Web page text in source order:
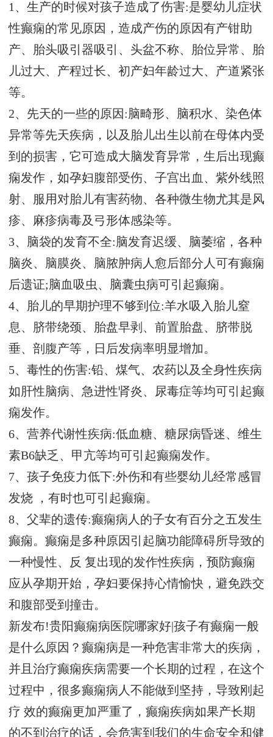
1、生产的时候对孩子造成了伤害:是婴幼儿症状
性癫痫的常见原因，造成产伤的原因有产钳助
产、胎头吸引器吸引、头盆不称、胎位异常、胎
儿过大、产程过长、初产妇年龄过大、产道紧张
等。
2、先天的一些的原因:脑畸形、脑积水、染色体
异常等先天疾病，以及胎儿出生以前在母体内受
到的损害，它可造成大脑发育异常，生后出现癫
痫发作，如孕妇腹部受伤、子宫出血、紫外线照
射、服用对胎儿有害药物、各种微生物尤其是风
疹、麻疹病毒及弓形体感染等。
3、脑袋的发育不全:脑发育迟缓、脑萎缩，各种
脑炎、脑膜炎、脑脓肿病人愈后部分人可有癫痫
后遗证;脑血吸虫、脑囊虫病可引起癫痫。
4、胎儿的早期护理不够到位:羊水吸入胎儿窒
息、脐带绕颈、胎盘早剥、前置胎盘、脐带脱
垂、剖腹产等，日后发病率明显增加。
5、毒性的伤害:铅、煤气、农药以及全身性疾病
如肝性脑病、急进性肾炎、尿毒症等均可引起癫
痫发作。
6、营养代谢性疾病:低血糖、糖尿病昏迷、维生
素B6缺乏、甲亢等均可引起癫痫发作。
7、孩子免疫力低下:外伤和有些婴幼儿经常感冒
发烧 ，有时也可引起癫痫。
8、父辈的遗传:癫痫病人的子女有百分之五发生
癫痫。癫痫是多种原因引起脑功能障碍所导致的
一种慢性、反 复出现的发作性疾病，预防癫痫
应从孕期开始，孕妇要保持心情愉快，避免跌交
和腹部受到撞击。
新发布!贵阳癫痫病医院哪家好|孩子有癫痫一般
是什么原因？癫痫病是一种危害非常大的疾病，
并且治疗癫痫疾病需要一个长期的过程，在这个
过程中，很多癫痫病人不能做到坚持，导致刚起
疗 效的癫痫更加严重了，癫痫疾病如果产长期
的不到治疗的话，会危害到我们的生命安全和健